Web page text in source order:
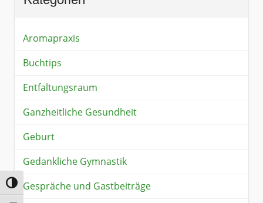
Umschalten auf hohe Kontraste
Aromapraxis
Buchtips
Entfaltungsraum
Ganzheitliche Gesundheit
Geburt
Gedankliche Gymnastik
Gespräche und Gastbeiträge